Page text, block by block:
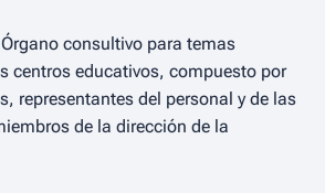
consultivo para temas
centros educativos, compuesto por
representantes del personal y de las
de la dirección de la